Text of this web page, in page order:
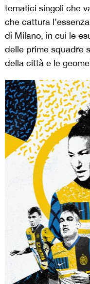
tematici singoli che
che cattura
di Milano, in cui le
delle prime squadre
della città e le